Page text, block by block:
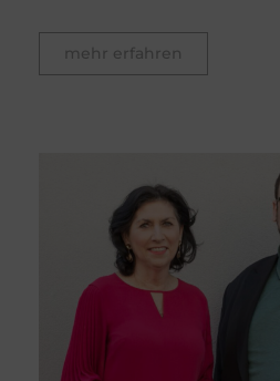
mehr erfahren